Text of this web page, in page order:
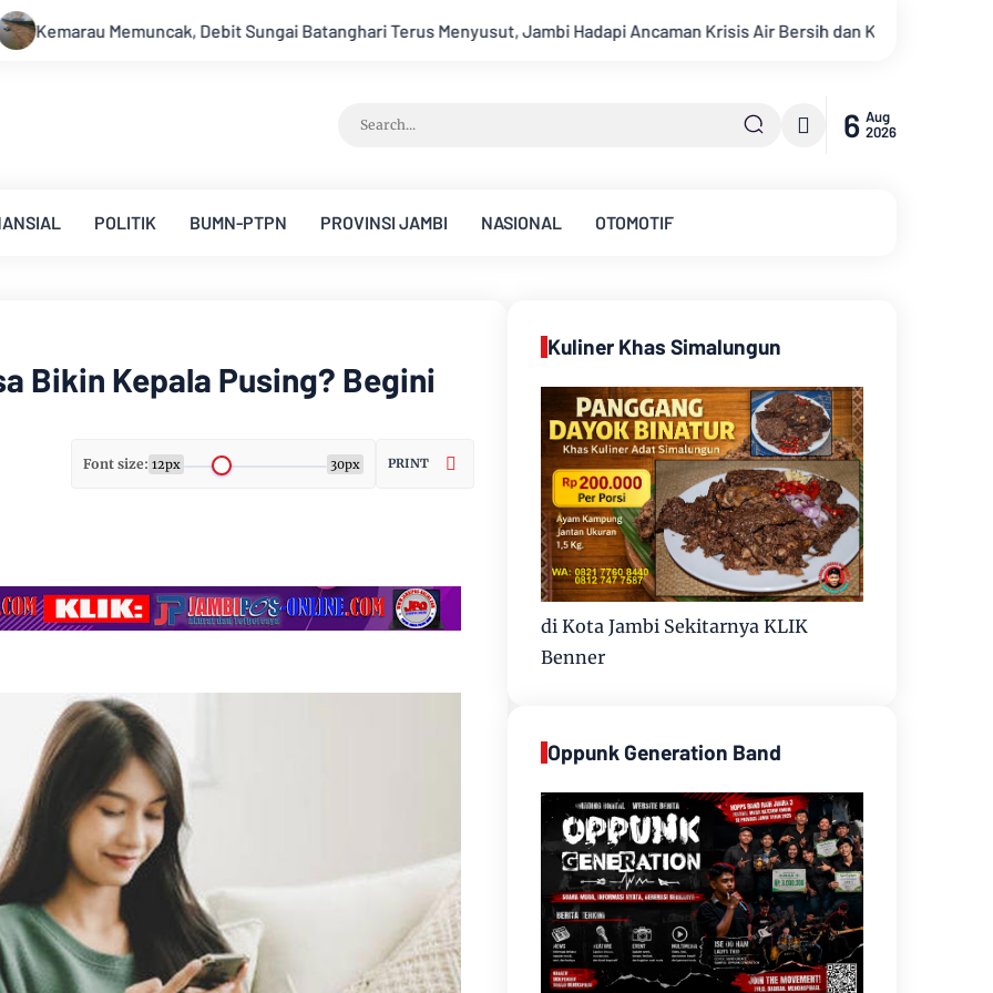
Batanghari Terus Menyusut, Jambi Hadapi Ancaman Krisis Air Bersih dan Karhutla Kekeruhan Sungai Batanghari Capai
6 Aug
2026
POLITIK BUMN-PTPN PROVINSI JAMBI NASIONAL OTOMOTIF
Bikin Kepala Pusing? Begini
Font size: 12px 30px PRINT
Kuliner Khas Simalungun
di Kota Jambi Sekitarnya KLIK
Benner
Oppunk Generation Band